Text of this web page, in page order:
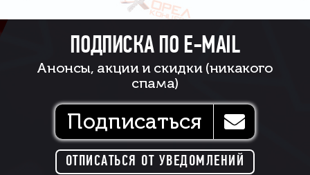
ПОДПИСКА ПО E-MAIL
Анонсы, акции и скидки (никакого
спама)
Подписаться
ОТПИСАТЬСЯ ОТ УВЕДОМЛЕНИЙ